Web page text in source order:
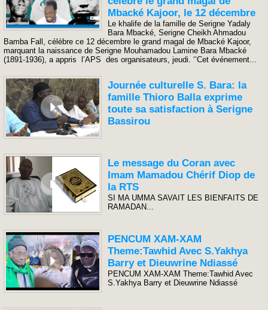
Mbacké Kajoor, le 12 décembre
Le khalife de la famille de Serigne Yadaly
Bara Mbacké, Serigne Cheikh Ahmadou
Bamba Fall, célèbre ce 12 décembre le grand magal de Mbacké Kajoor,
marquant la naissance de Serigne Mouhamadou Lamine Bara Mbacké
(1891-1936), a appris l’APS des organisateurs, jeudi. ‘’Cet événement...
Journée culturelle S. Bara: la
famille Thioro Balla exprime
toute sa satisfaction à Serigne
Bassirou
Le message du Coran avec
Imam Mamadou Chérif Diop de
la RTS
SI MA UMMA SAVAIT LES BIENFAITS DE
RAMADAN...
PENCUM XAM-XAM
Theme:Tawhid Avec S.Yakhya
Barry et Dieuwrine Ndiassé
PENCUM XAM-XAM Theme:Tawhid Avec
S.Yakhya Barry et Dieuwrine Ndiassé